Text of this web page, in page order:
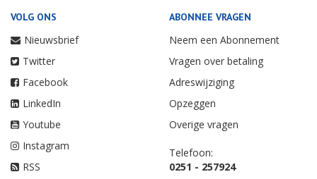
VOLG ONS
Nieuwsbrief
Twitter
Facebook
LinkedIn
Youtube
Instagram
RSS
ABONNEE VRAGEN
Neem een Abonnement
Vragen over betaling
Adreswijziging
Opzeggen
Overige vragen
Telefoon:
0251 - 257924